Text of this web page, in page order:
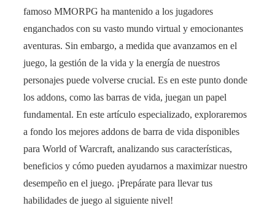
famoso MMORPG ha mantenido a los jugadores
enganchados con su vasto mundo virtual y emocionantes
aventuras. Sin embargo, a medida que avanzamos en el
juego, la gestión de la vida y la energía de nuestros
personajes puede volverse crucial. Es en este punto donde
los addons, como las barras de vida, juegan un papel
fundamental. En este artículo especializado, exploraremos
a fondo los mejores addons de barra de vida disponibles
para World of Warcraft, analizando sus características,
beneficios y cómo pueden ayudarnos a maximizar nuestro
desempeño en el juego. ¡Prepárate para llevar tus
habilidades de juego al siguiente nivel!